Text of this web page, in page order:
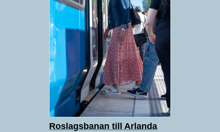
Roslagsbanan till Arlanda